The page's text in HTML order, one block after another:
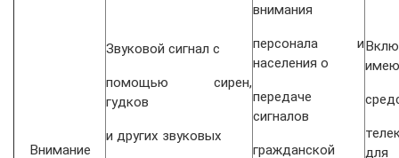
Внимание
Звуковой сигнал с
помощью сирен,
гудков
и других звуковых
внимания
персонала и
населения о
передаче
сигналов
гражданской
для